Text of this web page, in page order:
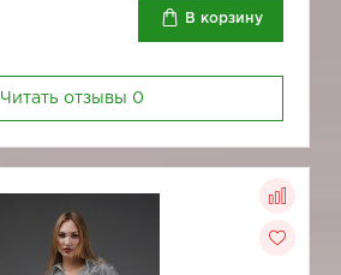
В корзину
Читать отзывы 0